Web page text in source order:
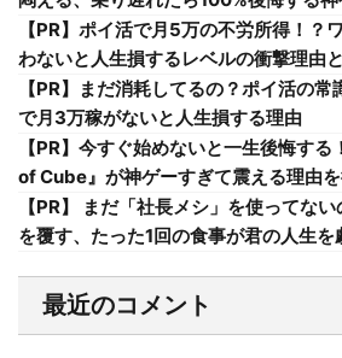
【PR】ポイ活で月5万の不労所得！？
わないと人生損するレベルの衝撃理由
【PR】まだ消耗してるの？ポイ活の常
で月3万稼がないと人生損する理由
【PR】今すぐ始めないと一生後悔す
of Cube』が神ゲーすぎて震える理由を
【PR】 まだ「社長メシ」を使ってな
を覆す、たった1回の食事が君の人生を
最近のコメント